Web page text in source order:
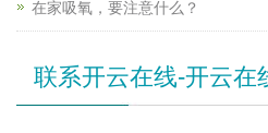
在家吸氧，要注意什么？
联系开云在线-开云在